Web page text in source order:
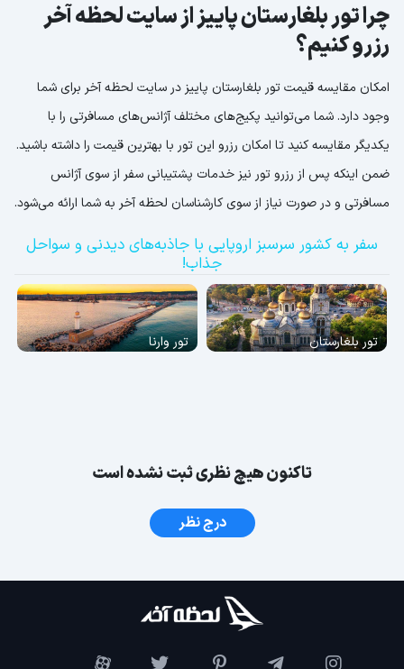
چرا تور بلغارستان پاییز از سایت لحظه آخر
رزرو کنیم؟
امکان مقایسه قیمت تور بلغارستان پاییز در سایت لحظه آخر برای شما
وجود دارد. شما می‌توانید پکیج‌های مختلف آژانس‌های مسافرتی را با
یکدیگر مقایسه کنید تا امکان رزرو این تور با بهترین قیمت را داشته باشید.
ضمن اینکه پس از رزرو تور نیز خدمات پشتیبانی سفر از سوی آژانس
مسافرتی و در صورت نیاز از سوی کارشناسان لحظه آخر به شما ارائه می‌شود.
سفر به کشور سرسبز اروپایی با جاذبه‌های دیدنی و سواحل
جذاب!
تور بلغارستان تور وارنا
تاکنون هیچ نظری ثبت نشده است
درج نظر